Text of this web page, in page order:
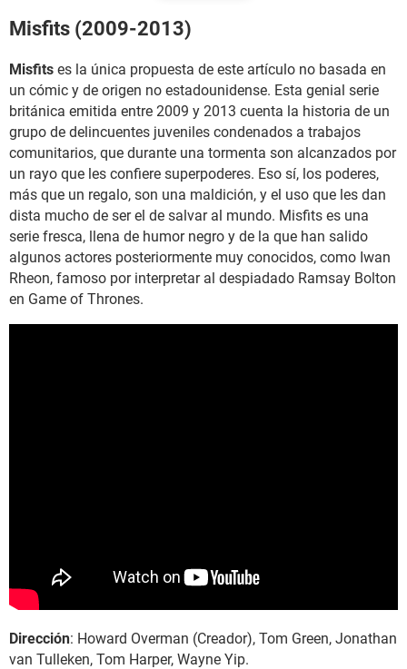
Misfits (2009-2013)
Misfits es la única propuesta de este artículo no basada en
un cómic y de origen no estadounidense. Esta genial serie
británica emitida entre 2009 y 2013 cuenta la historia de un
grupo de delincuentes juveniles condenados a trabajos
comunitarios, que durante una tormenta son alcanzados por
un rayo que les confiere superpoderes. Eso sí, los poderes,
más que un regalo, son una maldición, y el uso que les dan
dista mucho de ser el de salvar al mundo. Misfits es una
serie fresca, llena de humor negro y de la que han salido
algunos actores posteriormente muy conocidos, como Iwan
Rheon, famoso por interpretar al despiadado Ramsay Bolton
en Game of Thrones.
Dirección: Howard Overman (Creador), Tom Green, Jonathan
van Tulleken, Tom Harper, Wayne Yip.